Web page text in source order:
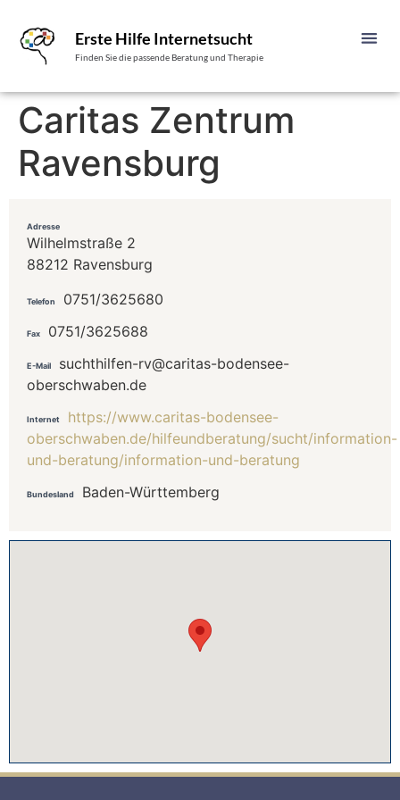
Erste Hilfe Internetsucht
Finden Sie die passende Beratung und Therapie
Caritas Zentrum
Ravensburg
Adresse
Wilhelmstraße 2
88212 Ravensburg
Telefon 0751/3625680
Fax 0751/3625688
E-Mail
suchthilfen-rv@caritas-bodensee-
oberschwaben.de
Internet
https://www.caritas-bodensee-
oberschwaben.de/hilfeundberatung/sucht/information-
und-beratung/information-und-beratung
Bundesland Baden-Württemberg